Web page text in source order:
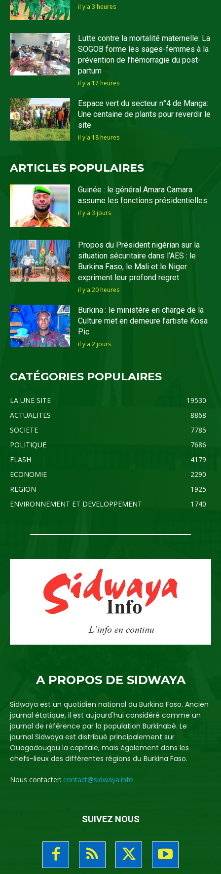
il y'a 3 heures
Lutte contre la mortalité maternelle: La
SOGOB forme les sages-femmes à la
prévention de l’hémorragie du post-
partum
il y'a 17 heures
Espace vert du secteur n°4 de Manga:
Une centaine de plants pour reverdir le
site
il y'a 18 heures
ARTICLES POPULAIRES
Guinée : le général Amara Camara
assume les fonctions présidentielles
il y'a 3 jours
Propos du Président nigérian sur la
situation sécuritaire dans l’AES : le
Burkina Faso, le Mali et le Niger
expriment leur profond regret
il y'a 20 heures
Burkina : le ministère en charge de la
Culture met en demeure l’artiste Kosa
Pic
il y'a 2 jours
CATÉGORIES POPULAIRES
LA UNE SITE
19530
ACTUALITES
8868
SOCIETE
7785
POLITIQUE
7686
FLASH
4179
ECONOMIE
2290
REGION
1925
ENVIRONNEMENT ET DEVELOPPEMENT
1740
A PROPOS DE SIDWAYA
Sidwaya est un quotidien national du Burkina Faso. Ancien
journal étatique, il est aujourd'hui considéré comme un
journal de référence par la population Burkinabè. Le
journal Sidwaya est distribué principalement sur
Ouagadougou la capitale, mais également dans les
chefs-lieux des différentes régions du Burkina Faso.
Nous contacter: contact@sidwaya.info
SUIVEZ NOUS